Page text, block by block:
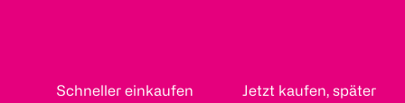
Schneller einkaufen
Jetzt kaufen, später